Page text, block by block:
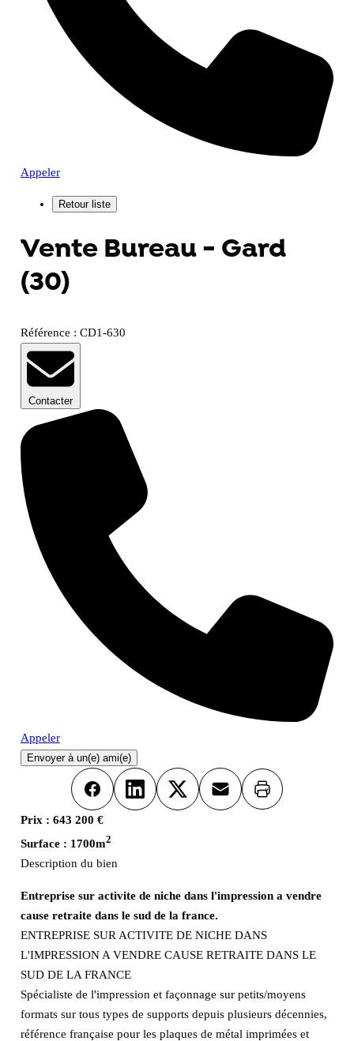
Appeler
Vente Bureau - Gard
(30)
Référence : CD1-630
Contacter
Appeler
Envoyer à un(e) ami(e)
FacebookLinkedInX Email Imprimer
Prix : 643 200 €
Surface : 1700m2
Description du bien
Entreprise sur activite de niche dans l'impression a vendre
cause retraite dans le sud de la france.
ENTREPRISE SUR ACTIVITE DE NICHE DANS
L'IMPRESSION A VENDRE CAUSE RETRAITE DANS LE
SUD DE LA FRANCE
Spécialiste de l'impression et façonnage sur petits/moyens
formats sur tous types de supports depuis plusieurs décennies,
référence française pour les plaques de métal imprimées et